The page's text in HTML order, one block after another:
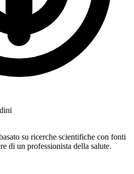
su ricerche scientifiche con fonti
di un professionista della salute.